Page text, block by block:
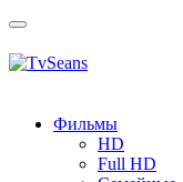
Toggle
Фильмы
HD
Full HD